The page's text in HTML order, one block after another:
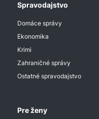
Spravodajstvo
Domáce správy
Ekonomika
Krimi
Zahraničné správy
Ostatné spravodajstvo
Pre ženy